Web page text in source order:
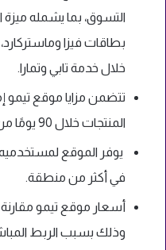
التسوق، بما يشمله
بطاقات فيزا
خلال خدمة تابي وتمارا.
تتضمن مزايا موقع تيمو
المنتجات خلال 90 يومًا من تاريخ الاستلام.
يوفر الموقع
في أكثر من منطقة.
أسعار موقع تيمو
وذلك بسبب الربط